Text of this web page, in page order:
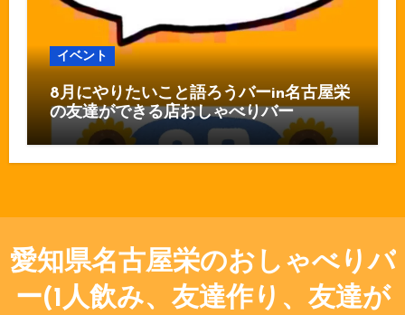
イベント
8月にやりたいこと語ろうバーin名古屋栄
の友達ができる店おしゃべりバー
愛知県名古屋栄のおしゃべりバ
ー(1人飲み、友達作り、友達が